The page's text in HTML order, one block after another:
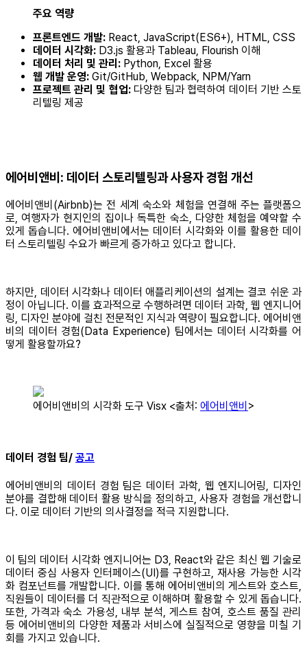
주요 역량
프론트엔드 개발: React, JavaScript(ES6+), HTML, CSS
데이터 시각화: D3.js 활용과 Tableau, Flourish 이해
데이터 처리 및 관리: Python, Excel 활용
웹 개발 운영: Git/GitHub, Webpack, NPM/Yarn
프로젝트 관리 및 협업:다양한 팀과 협력하여 데이터 기반 스토
리텔링 제공
에어비앤비: 데이터 스토리텔링과 사용자 경험 개선
에어비앤비(Airbnb)는 전 세계 숙소와 체험을 연결해 주는 플랫폼으
로, 여행자가 현지인의 집이나 독특한 숙소, 다양한 체험을 예약할 수
있게 돕습니다. 에어비앤비에서는 데이터 시각화와 이를 활용한 데이
터 스토리텔링 수요가 빠르게 증가하고 있다고 합니다.
하지만, 데이터 시각화나 데이터 애플리케이션의 설계는 결코 쉬운 과
정이 아닙니다. 이를 효과적으로 수행하려면 데이터 과학, 웹 엔지니어
링, 디자인 분야에 걸친 전문적인 지식과 역량이 필요합니다. 에어비앤
비의 데이터 경험(Data Experience) 팀에서는 데이터 시각화를 어
떻게 활용할까요?
에어비앤비의 시각화 도구 Visx <출처: 에어비앤비 >
데이터 경험 팀/ 공고
에어비앤비의 데이터 경험 팀은 데이터 과학, 웹 엔지니어링, 디자인
분야를 결합해 데이터 활용 방식을 정의하고, 사용자 경험을 개선합니
다. 이로 데이터 기반의 의사결정을 적극 지원합니다.
이 팀의 데이터 시각화 엔지니어는 D3, React와 같은 최신 웹 기술로
데이터 중심 사용자 인터페이스(UI)를 구현하고, 재사용 가능한 시각
화 컴포넌트를 개발합니다. 이를 통해 에어비앤비의 게스트와 호스트,
직원들이 데이터를 더 직관적으로 이해하며 활용할 수 있게 돕습니다.
또한, 가격과 숙소 가용성, 내부 분석, 게스트 참여, 호스트 품질 관리
등 에어비앤비의 다양한 제품과 서비스에 실질적으로 영향을 미칠 기
회를 가지고 있습니다.